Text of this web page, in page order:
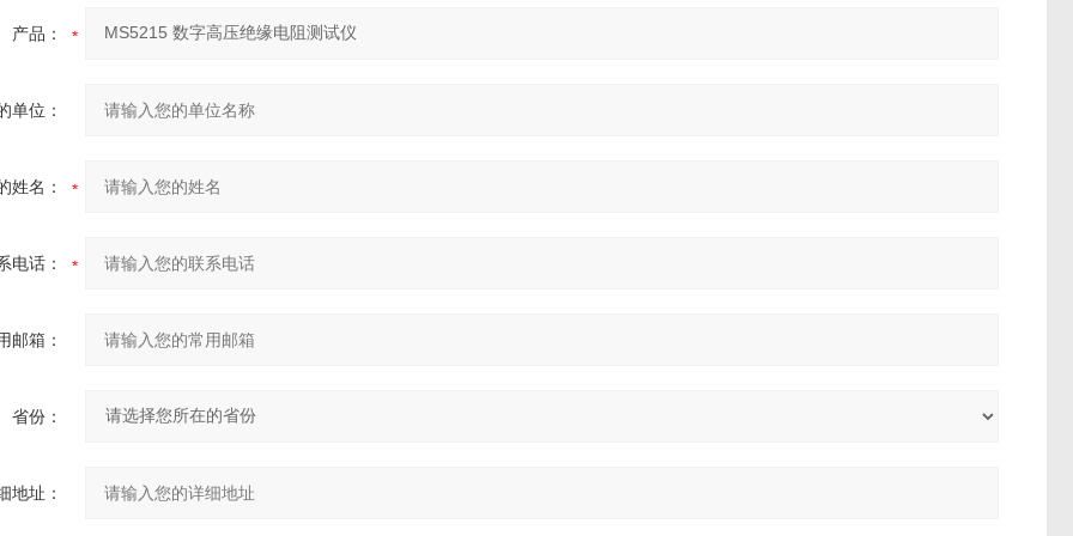
产品：
单位：
姓名：
电话：
邮箱：
省份：
地址：